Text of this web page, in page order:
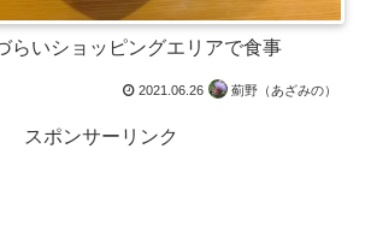
らいショッピングエリアで食事
2021.06.26 薊野（あざみの）
スポンサーリンク